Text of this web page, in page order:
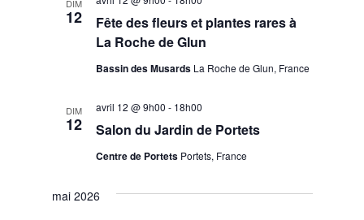
DIM
12
Fête des fleurs et plantes rares à
La Roche de Glun
Bassin des Musards La Roche de Glun, France
DIM
12 Salon du Jardin de Portets
avril 12 @ 9h00 - 18h00
Centre de Portets Portets, France
mai 2026